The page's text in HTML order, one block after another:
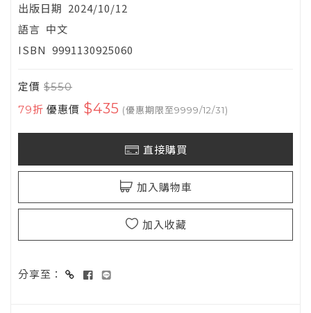
出版日期 2024/10/12
語言 中文
ISBN 9991130925060
定價 $550
79折 優惠價 $435 (優惠期限至9999/12/31)
直接購買
加入購物車
加入收藏
分享至：